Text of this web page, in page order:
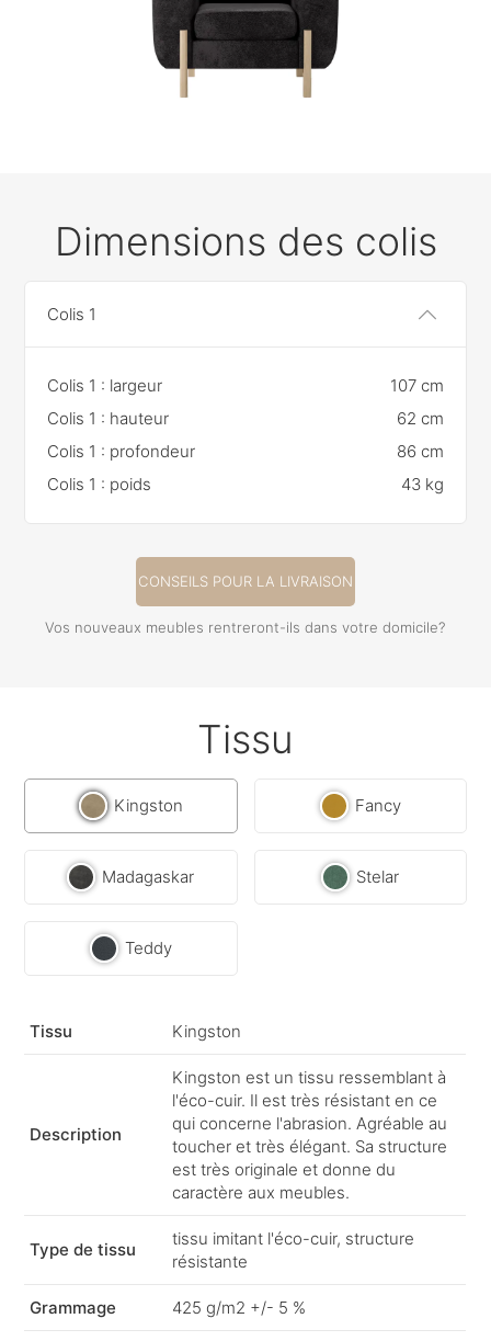
Dimensions des colis
Colis 1
Colis 1 : largeur
107 cm
Colis 1 : hauteur
62 cm
Colis 1 : profondeur
86 cm
Colis 1 : poids
43 kg
CONSEILS POUR LA LIVRAISON
Vos nouveaux meubles rentreront-ils dans votre domicile?
Tissu
Kingston Fancy
Madagaskar Stelar
Teddy
Tissu Kingston
Description
Kingston est un tissu ressemblant à
l'éco-cuir. Il est très résistant en ce
qui concerne l'abrasion. Agréable au
toucher et très élégant. Sa structure
est très originale et donne du
caractère aux meubles.
Type de tissu
tissu imitant l'éco-cuir, structure
résistante
Grammage 425 g/m2 +/- 5 %